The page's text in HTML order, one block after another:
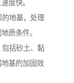
度快。
的地基，处理
质条件。
括砂土、黏
基的加固效